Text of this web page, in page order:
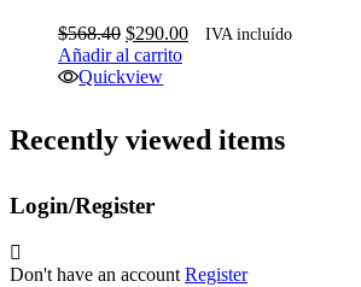
$568.40 El
precio
original
$290.00El
IVA incluído
Añadir al carrito
Quickview
Recently viewed items
Login/Register
Don't have an account Register